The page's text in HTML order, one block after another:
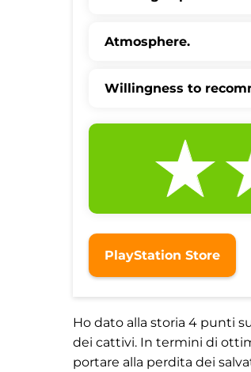
Atmosphere.
Willingness to
PlayStation Store
Ho dato alla storia 4 punti
dei cattivi. In termini di
portare alla perdita dei